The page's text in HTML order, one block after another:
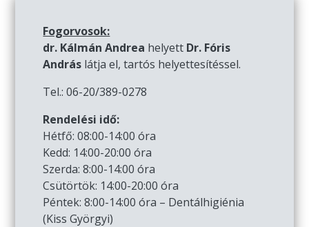
Fogorvosok:
dr. Kálmán Andrea helyett Dr. Fóris
András látja el, tartós helyettesítéssel.
Tel.: 06-20/389-0278
Rendelési idő:
Hétfő: 08:00-14:00 óra
Kedd: 14:00-20:00 óra
Szerda: 8:00-14:00 óra
Csütörtök: 14:00-20:00 óra
Péntek: 8:00-14:00 óra – Dentálhigiénia
(Kiss Györgyi)